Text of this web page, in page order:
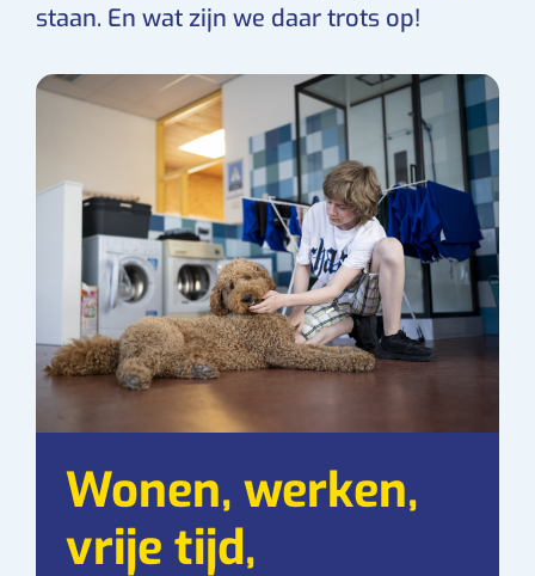
staan. En wat zijn we daar trots op!
Wonen, werken,
vrije tijd,